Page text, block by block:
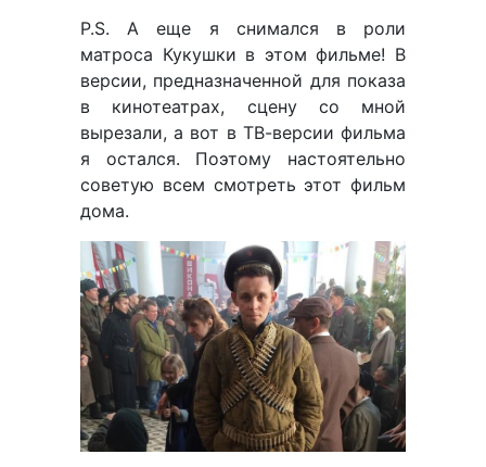
P.S. А еще я снимался в роли
матроса Кукушки в этом фильме! В
версии, предназначенной для показа
в кинотеатрах, сцену со мной
вырезали, а вот в ТВ-версии фильма
я остался. Поэтому настоятельно
советую всем смотреть этот фильм
дома.